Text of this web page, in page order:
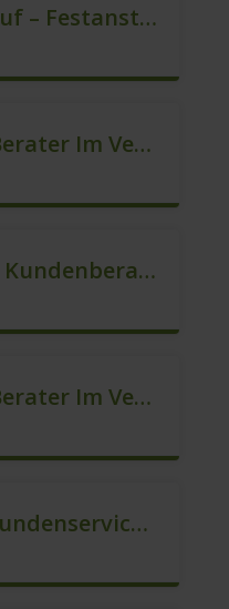
Mitarbeiter Verkauf – Festanstellung (m/w/d)
Quereinsteiger / Berater Im Vertrieb In VZ/TZ (m/w/d)
Verkaufsberater / Kundenberater – Ab Sofort (m/w/d)
Quereinsteiger / Berater Im Vertrieb (m/w/d)
Berater Für Den Kundenservice In VZ/TZ (m/w/d)